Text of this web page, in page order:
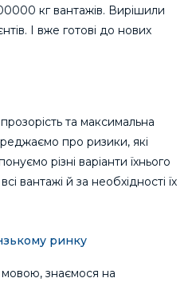
кг вантажів. Вирішили
І вже готові до нових
та максимальна
про ризики, які
різні варіанти їхнього
вантажі й за необхідності їх
ринку
знаємося на